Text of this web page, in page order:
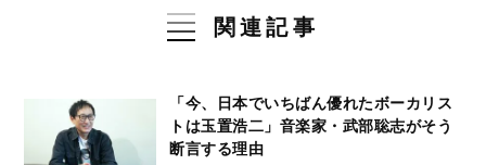
関連記事
「今、日本でいちばん優れたボーカリス
トは玉置浩二」音楽家・武部聡志がそう
断言する理由